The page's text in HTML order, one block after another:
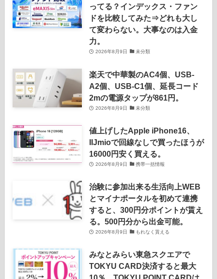
ってる？インデックス・ファン
ドを比較してみた⇒どれも大し
て変わらない。大事なのは入金
力。
2026年8月9日 未分類
楽天で中華製のAC4個、USB-
A2個、USB-C1個、延長コード
2mの電源タップが861円。
2026年8月9日 未分類
値上げしたApple iPhone16、
IIJmioで回線なしで買ったほうが
16000円安く買える。
2026年8月9日 携帯一括情報
治験に参加出来る生活向上WEB
とマイナポータルを初めて連携
すると、300円分ポイントが貰え
る。500円分から出金可能。
2026年8月9日 もれなく貰える
みなとみらい東急スクエアで
TOKYU CARD決済すると最大